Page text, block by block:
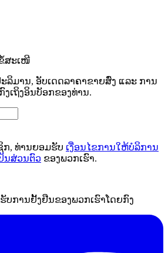
ສະເໜີ
ລິມານ, ອັບເດດລາຄາຂາຍສົ່ງ ແລະ ການ
ເຖິງອິນບັອກຂອງທ່ານ.
, ທ່ານຍອມຮັບ ເງື່ອນໄຂການໃຫ້ບໍລິການ
ນສ່ວນຕົວ ຂອງພວກເຮົາ.
ບການຢັ້ງຢືນຂອງພວກເຮົາໂດຍກົງ